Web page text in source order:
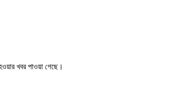
খবর পাওয়া গেছে।